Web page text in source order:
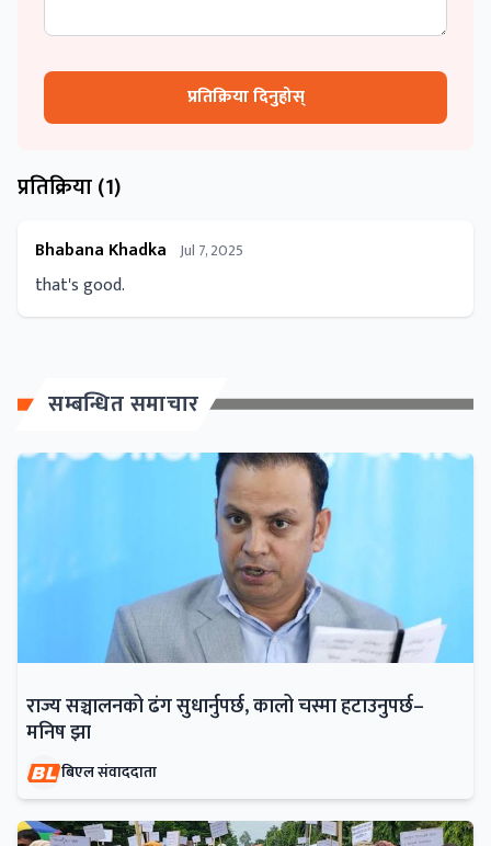
प्रतिक्रिया दिनुहोस्
प्रतिक्रिया (1)
Bhabana Khadka Jul 7, 2025
that's good.
सम्बन्धित समाचार
राज्य सञ्चालनको ढंग सुधार्नुपर्छ, कालो चस्मा हटाउनुपर्छ–
मनिष झा
बिएल संवाददाता